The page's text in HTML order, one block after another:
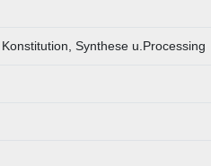
Synthese u.Processing